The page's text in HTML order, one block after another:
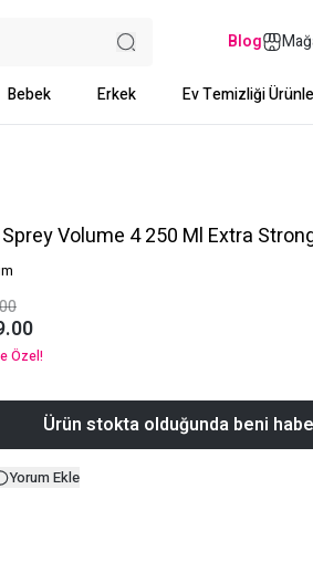
Blog
Bebek Erkek Ev Temizliği
Volume 4 250 Ml Extra
Özel!
Ürün stokta olduğunda beni
Yorum Ekle